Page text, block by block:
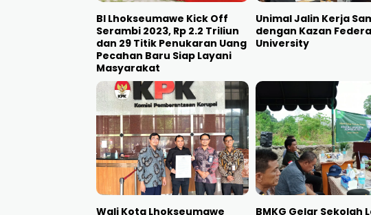
BI Lhokseumawe Kick Off
Serambi 2023, Rp 2.2 Triliun
dan 29 Titik Penukaran Uang
Pecahan Baru Siap Layani
Masyarakat
Unimal Jalin Kerja
dengan Kazan
University
Wali Kota Lhokseumawe BMKG Gelar Sekolah